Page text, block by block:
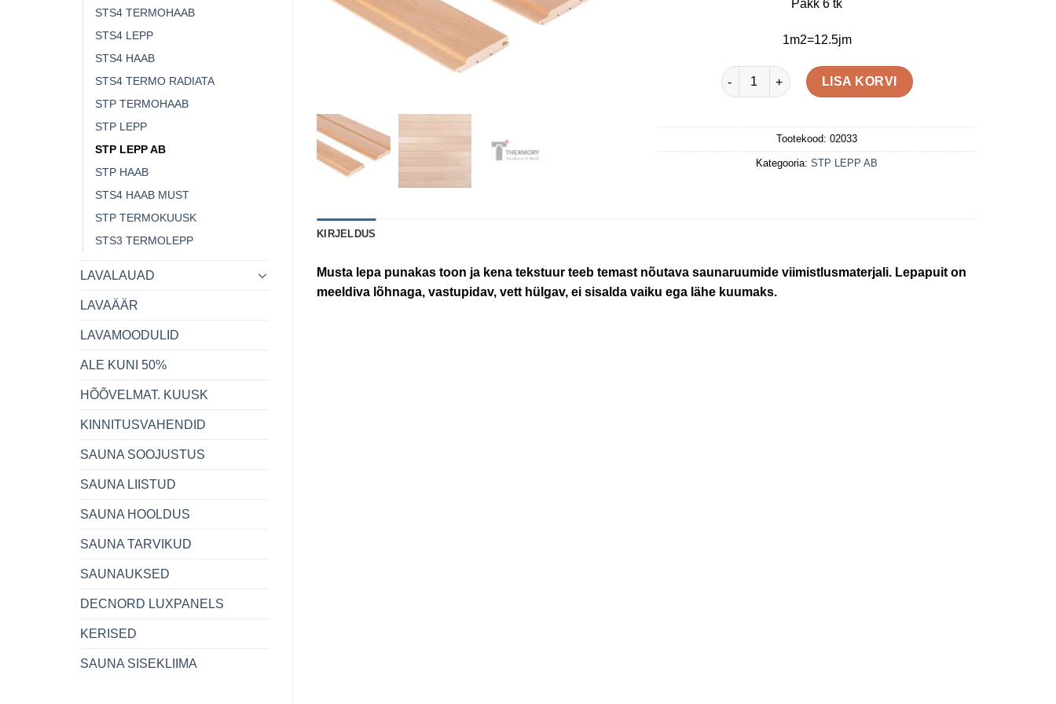
STS4 TERMOHAAB
STS4 LEPP
STS4 HAAB
STS4 TERMO RADIATA
STP TERMOHAAB
STP LEPP
STP LEPP AB
STP HAAB
STS4 HAAB MUST
STP TERMOKUUSK
STS3 TERMOLEPP
LAVALAUAD
LAVAÄÄR
LAVAMOODULID
ALE KUNI 50%
HÕÕVELMAT. KUUSK
KINNITUSVAHENDID
SAUNA SOOJUSTUS
SAUNA LIISTUD
SAUNA HOOLDUS
SAUNA TARVIKUD
SAUNAUKSED
DECNORD LUXPANELS
KERISED
SAUNA SISEKLIIMA
Pakk 6 tk
1m2=12.5jm
15X90X1500 (80) lepp AB kogus
LISA KORVI
Tootekood:02033
Kategooria:STP LEPP AB
KIRJELDUS
Musta lepa punakas toon ja kena tekstuur teeb temast nõutava saunaruumide viimistlusmaterjali. Lepapuit on
meeldiva lõhnaga, vastupidav, vett hülgav, ei sisalda vaiku ega lähe kuumaks.